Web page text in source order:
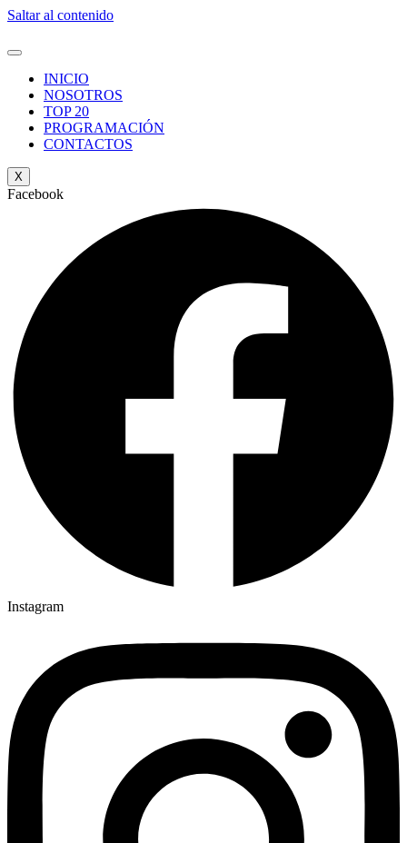
Saltar al contenido
INICIO
NOSOTROS
TOP 20
PROGRAMACIÓN
CONTACTOS
X
Facebook
Instagram